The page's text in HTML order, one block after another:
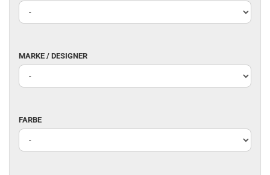
MARKE
/
DESIGNER
MARKE / DESIGNER
FARBE
FARBE